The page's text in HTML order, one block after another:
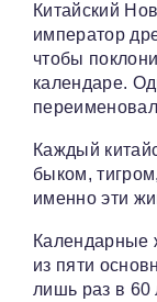
Китайский
император
чтобы
календаре.
Каждый
быком,
именно эти
Календарные
из пяти
лишь раз в 60